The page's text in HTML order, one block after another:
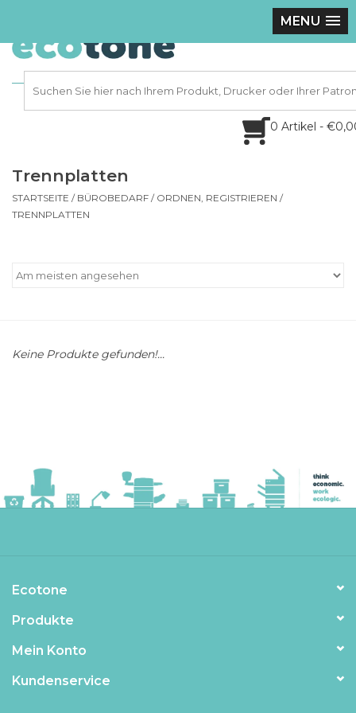
MENU
0 Artikel -
Trennplatten
STARTSEITE / BÜROBEDARF / ORDNEN, REGISTRIEREN /
TRENNPLATTEN
Keine Produkte gefunden!...
Ecotone
Produkte
Mein Konto
Kundenservice